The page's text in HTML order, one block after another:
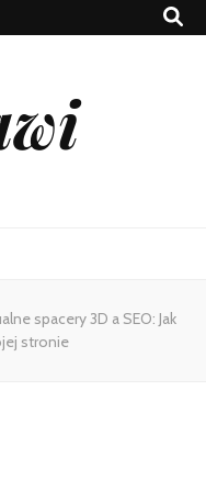
spacery 3D a SEO: Jak
stronie